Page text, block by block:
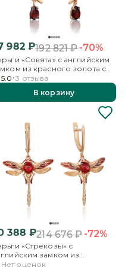
982₽192 821₽-70%
«Совята» с английским
из красного золота с
и эмалью
5.0 3 отзыва
В корзину
388 ₽214 676₽-72%
«Стрекозы» с
замком из
золота с гранатом и
Нет оценок